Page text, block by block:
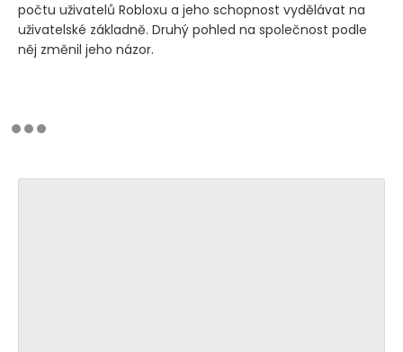
počtu uživatelů Robloxu a jeho schopnost vydělávat na
uživatelské základně. Druhý pohled na společnost podle
něj změnil jeho názor.